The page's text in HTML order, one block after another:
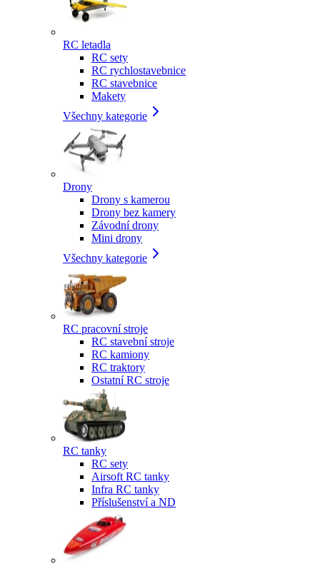
RC letadla
RC sety
RC rychlostavebnice
RC stavebnice
Makety
Všechny kategorie
Drony
Drony s kamerou
Drony bez kamery
Závodní drony
Mini drony
Všechny kategorie
RC pracovní stroje
RC stavební stroje
RC kamiony
RC traktory
Ostatní RC stroje
RC tanky
RC sety
Airsoft RC tanky
Infra RC tanky
Příslušenství a ND